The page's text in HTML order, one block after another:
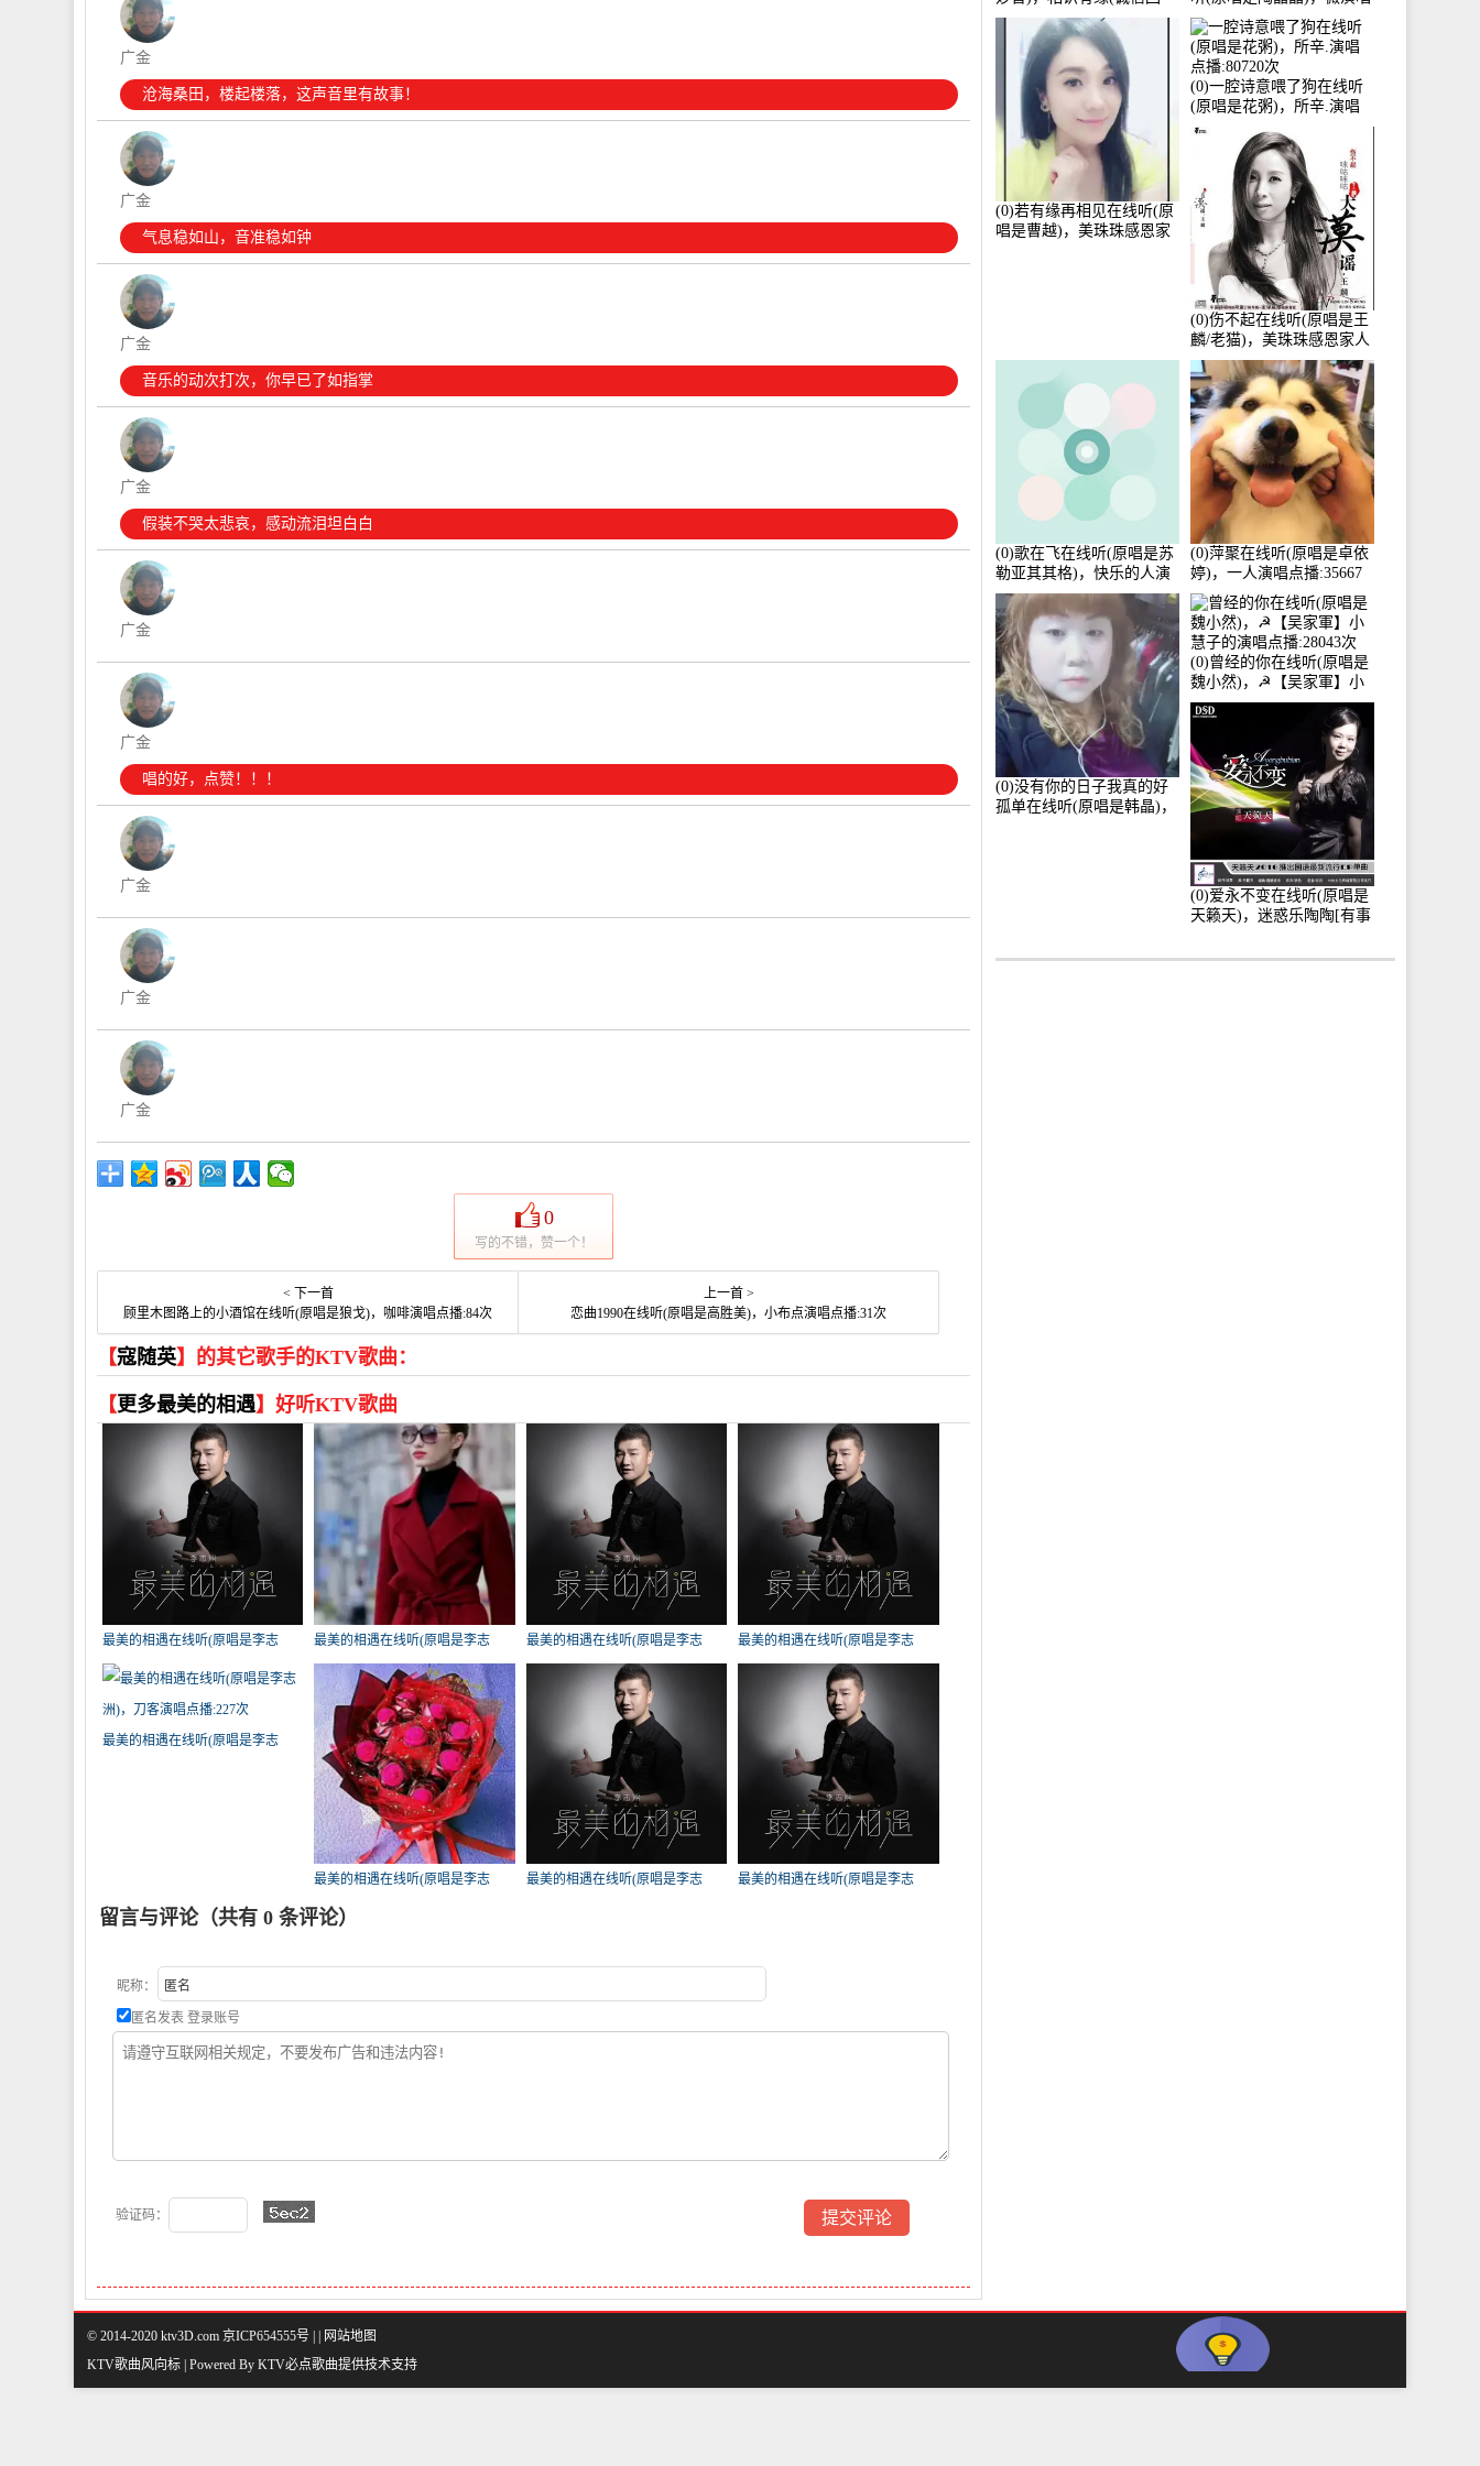
广金
沧海桑田，楼起楼落，这声音里有故事！
广金
气息稳如山，音准稳如钟
广金
音乐的动次打次，你早已了如指掌
广金
假装不哭太悲哀，感动流泪坦白白
广金
广金
唱的好，点赞！！！
广金
广金
广金
0
写的不错，赞一个！
< 下一首
顾里木图路上的小酒馆在线听(原唱是狼戈)，咖啡演唱点播:84次
上一首 >
恋曲1990在线听(原唱是高胜美)，小布点演唱点播:31次
【寇随英】的其它歌手的KTV歌曲：
【更多最美的相遇】好听KTV歌曲
最美的相遇在线听(原唱是李志
洲)，玲玲演唱点播:359次
最美的相遇在线听(原唱是李志
洲)，心翼演唱点播:340次
最美的相遇在线听(原唱是李志
洲)，龙湖星海科技演唱点播:302次
最美的相遇在线听(原唱是李志
洲)，我只在乎你演唱点播:261次
最美的相遇在线听(原唱是李志
最美的相遇在线听(原唱是李志
洲)，今世缘演唱点播:197次
最美的相遇在线听(原唱是李志
最美的相遇在线听(原唱是李志
留言与评论（共有 0 条评论）
昵称：
匿名发表 登录账号
验证码：
访)演唱点播:161288次
点播:159722次
(0)若有缘再相见在线听(原
唱是曹越)，美珠珠感恩家
(0)一腔诗意喂了狗在线听
(原唱是花粥)，所辛.演唱
点播:80720次
(0)伤不起在线听(原唱是王
麟/老猫)，美珠珠感恩家人
演唱点播:80218次
(0)歌在飞在线听(原唱是苏
勒亚其其格)，快乐的人演
唱点播:36次
(0)萍聚在线听(原唱是卓依
婷)，一人演唱点播:35667
次
(0)没有你的日子我真的好
孤单在线听(原唱是韩晶)，
(0)曾经的你在线听(原唱是
魏小然)，☭【吴家軍】小
慧子的演唱点播:28043次
(0)爱永不变在线听(原唱是
天籁天)，迷惑乐陶陶[有事
© 2014-2020 ktv3D.com 京ICP654555号 |
网站地图
KTV歌曲风向标 | Powered By KTV必点歌曲提供技术支持